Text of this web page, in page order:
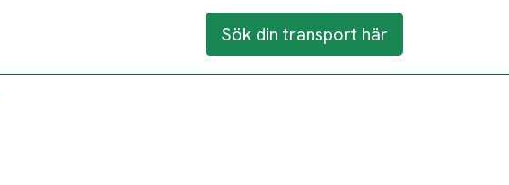
Sök din transport här